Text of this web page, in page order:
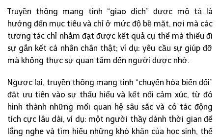
Truyền thông mang tính “giao dịch” được mô tả là
hướng đến mục tiêu và chỉ ở mức độ bề mặt, nơi mà các
tương tác chỉ nhằm đạt được kết quả cụ thể mà thiếu đi
sự gắn kết cá nhân chân thật; ví dụ: yêu cầu sự giúp đỡ
mà không thực sự quan tâm đến người được nhờ.
Ngược lại, truyền thông mang tính “chuyển hóa biến đổi”
đặt ưu tiên vào sự thấu hiểu và kết nối cảm xúc, từ đó
hình thành những mối quan hệ sâu sắc và có tác động
tích cực lâu dài, ví dụ: một người thầy dành thời gian để
lắng nghe và tìm hiểu những khó khăn của học sinh, thể